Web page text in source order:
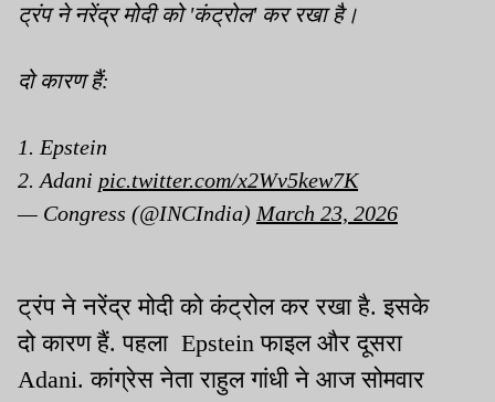
ट्रंप ने नरेंद्र मोदी को 'कंट्रोल' कर रखा है।
दो कारण हैं:
1. Epstein
2. Adani pic.twitter.com/x2Wv5kew7K
— Congress (@INCIndia) March 23, 2026
ट्रंप ने नरेंद्र मोदी को कंट्रोल कर रखा है. इसके
दो कारण हैं. पहला Epstein फाइल और दूसरा
Adani. कांग्रेस नेता राहुल गांधी ने आज सोमवार